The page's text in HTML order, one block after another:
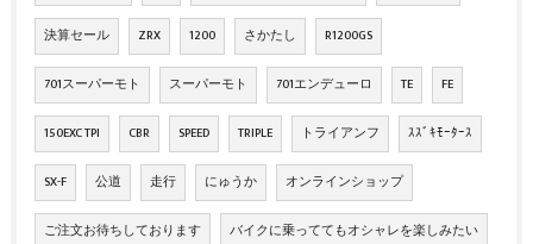
決算セール ZRX 1200 さかたし R1200GS
701スーパーモト スーパーモト 701エンデューロ TE FE
150EXC TPI CBR SPEED TRIPLE トライアンフ ｽｽﾞｷﾓｰﾀｰｽ
SX-F 公道 走行 にゅうか オンラインショップ
ご注文お待ちしております バイクに乗っててもオシャレを楽しみたい